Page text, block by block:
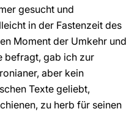
gesucht und
in der Fastenzeit des
Moment der Umkehr und
befragt, gab ich zur
aber kein
Texte geliebt,
zu herb für seinen